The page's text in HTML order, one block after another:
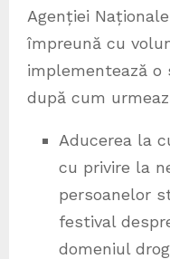
Agenției
împreună cu
implementează o
după cum
Aducerea la
cu privire la
persoanelor
festival
domeniul